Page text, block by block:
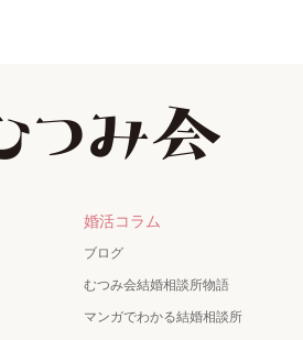
婚活コラム
ブログ
むつみ会結婚相談所物語
マンガでわかる結婚相談所